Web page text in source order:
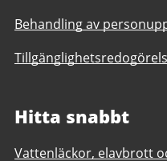
Behandling av
Hitta snabbt
Vattenläckor, elavbrott